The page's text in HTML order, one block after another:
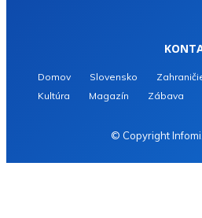
Domov Slovensko
Kultúra
Magazín Zábava
© Copyright